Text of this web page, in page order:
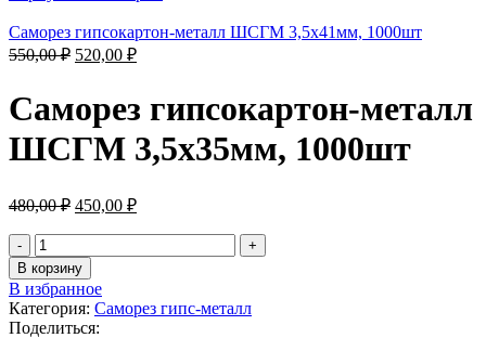
Саморез гипсокартон-металл ШСГМ 3,5х41мм, 1000шт
550,00₽ 520,00 ₽
Саморез гипсокартон-металл
ШСГМ 3,5х35мм, 1000шт
480,00₽ 450,00 ₽
В корзину
В избранное
Категория: Саморез гипс-металл
Поделиться: